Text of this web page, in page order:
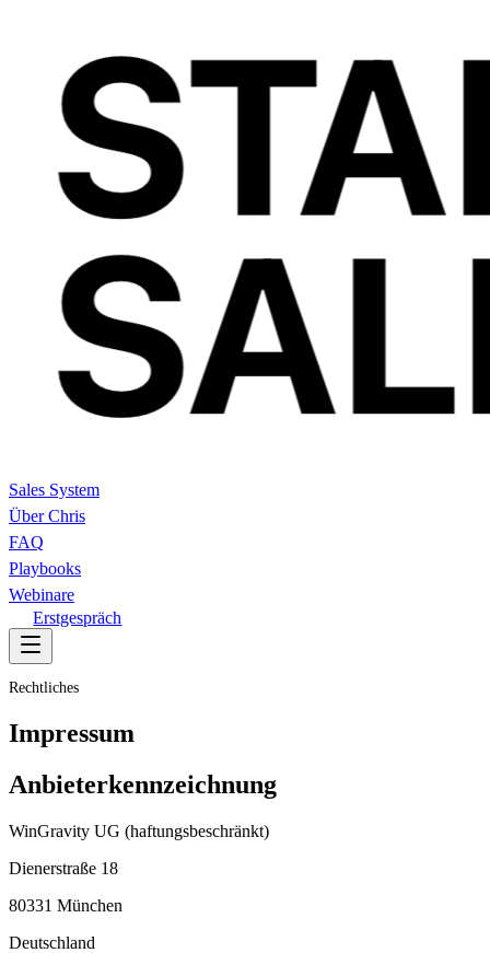
Sales System
Über Chris
FAQ
Playbooks
Webinare
Erstgespräch
Rechtliches
Impressum
Anbieterkennzeichnung
WinGravity UG (haftungsbeschränkt)
Dienerstraße 18
80331 München
Deutschland